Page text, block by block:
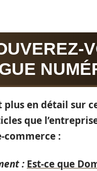
plus en détail sur
que
commerce :
: Est-ce que